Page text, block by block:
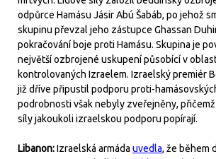
odpůrce Hamásu Jásir Abú Šabáb, po jehož
skupinu převzal jeho zástupce Ghassan
pokračování boje proti Hamásu. Skupina je
největší ozbrojené uskupení působící v
kontrolovaných Izraelem. Izraelský premiér
již dříve připustil podporu proti-
podrobnosti však nebyly zveřejněny,
síly jakoukoli izraelskou podporu popírají.
Libanon:Izraelská armáda uvedla, že během